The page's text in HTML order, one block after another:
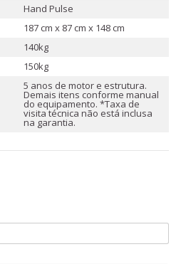
Hand Pulse
187 cm x 87 cm x 148 cm
140kg
150kg
5 anos de motor e estrutura.
Demais itens conforme manual
do equipamento. *Taxa de
visita técnica não está inclusa
na garantia.